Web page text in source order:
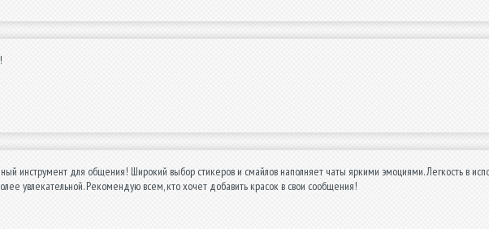
инструмент для общения! Широкий выбор стикеров и смайлов наполняет чаты яркими эмоциями. Легкость в
увлекательной. Рекомендую всем, кто хочет добавить красок в свои сообщения!